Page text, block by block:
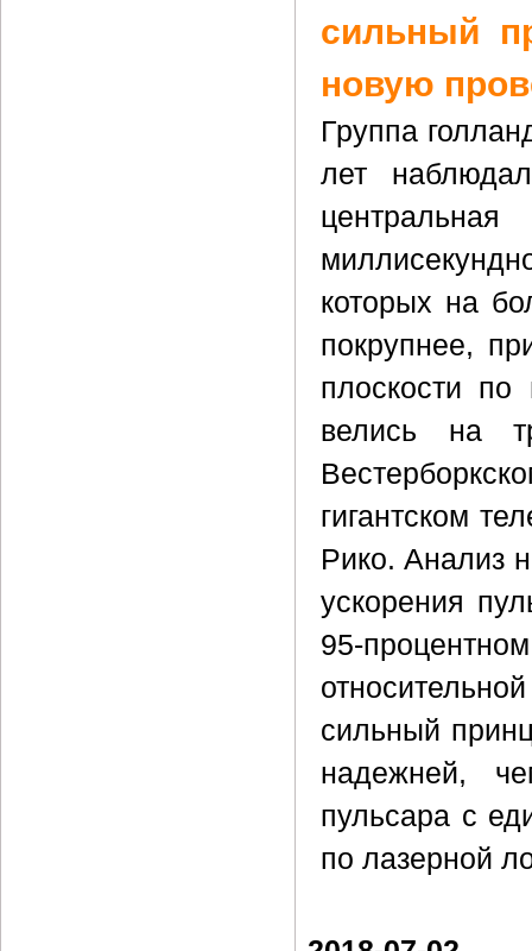
сильный
новую
Группа
лет
которых на
покрупнее,
плоскости по
велись на
гигантском
Рико. Анализ
ускорения
95-
сильный
надежней,
пульсара с
по лазерной